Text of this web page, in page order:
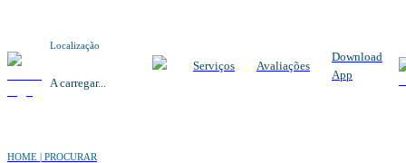
Localização
A carregar...
Serviços Avaliações
Download
App
HOME | PROCURAR